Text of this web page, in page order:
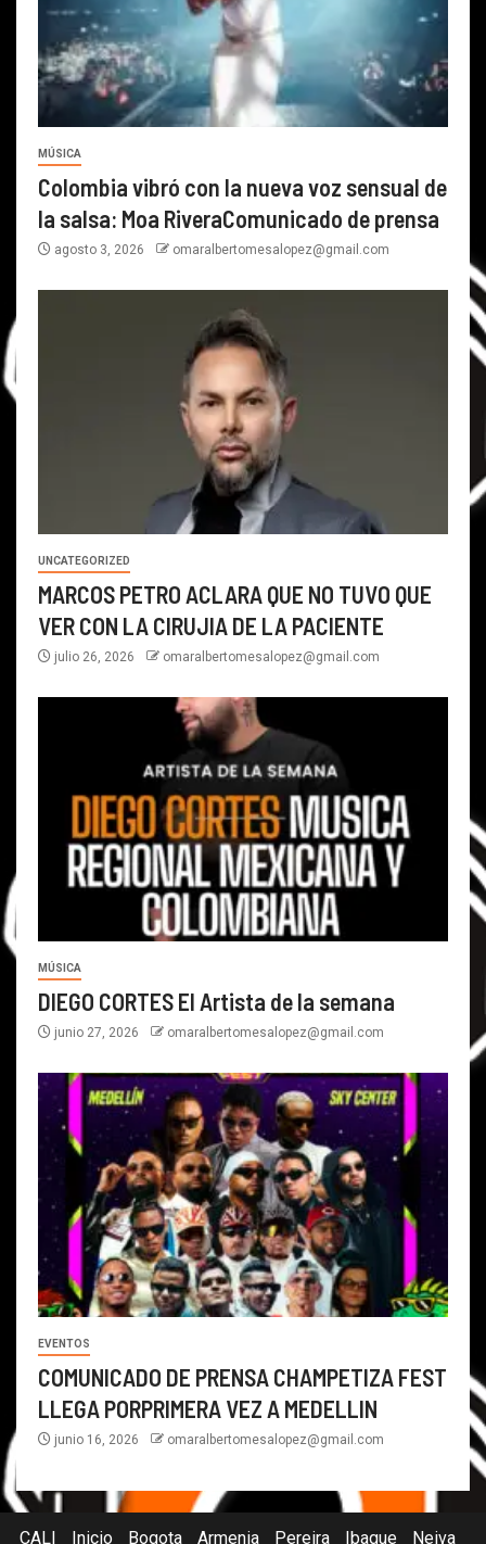
MÚSICA
Colombia vibró con la nueva voz sensual de
la salsa: Moa RiveraComunicado de prensa
agosto 3, 2026 omaralbertomesalopez@gmail.com
UNCATEGORIZED
MARCOS PETRO ACLARA QUE NO TUVO QUE
VER CON LA CIRUJIA DE LA PACIENTE
julio 26, 2026 omaralbertomesalopez@gmail.com
MÚSICA
DIEGO CORTES El Artista de la semana
junio 27, 2026 omaralbertomesalopez@gmail.com
EVENTOS
COMUNICADO DE PRENSA CHAMPETIZA FEST
LLEGA PORPRIMERA VEZ A MEDELLIN
junio 16, 2026 omaralbertomesalopez@gmail.com
CALI Inicio Bogota Armenia Pereira Ibague Neiva